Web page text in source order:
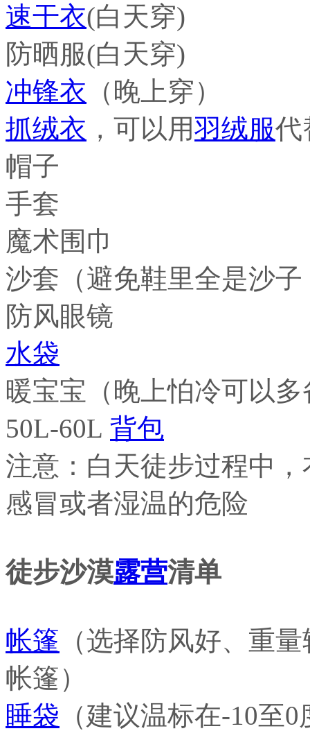
速干衣(白天穿)
防晒服(白天穿)
冲锋衣 （晚上穿）
抓绒衣 ，可以用羽绒服代
帽子
手套
魔术围巾
沙套（避免鞋里全是沙
防风眼镜
水袋
暖宝宝（晚上怕冷可以
50L-60L 背包
注意：白天徒步过程中
感冒或者湿温的危险
徒步沙漠露营清单
帐篷 （选择防风好、重
帐篷）
睡袋 （建议温标在-10至